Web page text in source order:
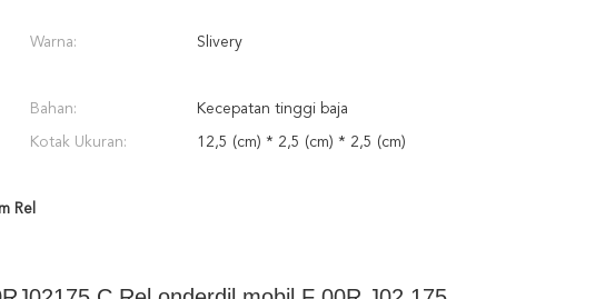
Warna: Slivery
Bahan: Kecepatan tinggi baja
Kotak Ukuran: 12,5 (cm) * 2,5 (cm) * 2,5 (cm)
Rel